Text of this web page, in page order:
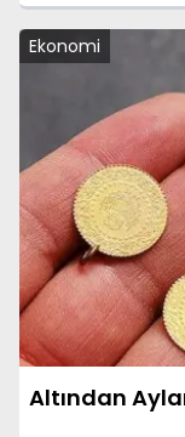
Ekonomi
Altından